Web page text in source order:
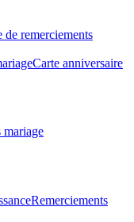
de remerciements
Carte anniversaire
mariage
Remerciements